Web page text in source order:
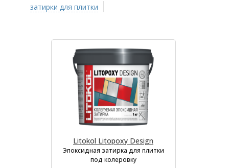
затирки для плитки
Litokol Litopoxy Design
Эпоксидная затирка для плитки
под колеровку